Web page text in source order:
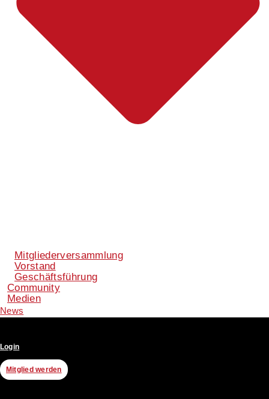
Mitgliederversammlung
Vorstand
Geschäftsführung
Community
Medien
News
Login
Mitglied werden